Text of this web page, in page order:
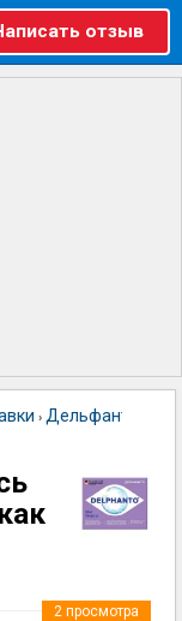
отзыв
› Дельфанто
2 просмотра